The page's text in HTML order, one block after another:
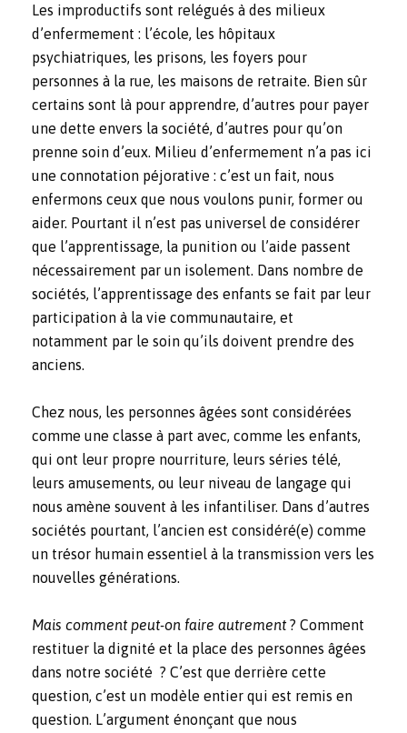
Les improductifs sont relégués à des milieux
d’enfermement : l’école, les hôpitaux
psychiatriques, les prisons, les foyers pour
personnes à la rue, les maisons de retraite. Bien sûr
certains sont là pour apprendre, d’autres pour payer
une dette envers la société, d’autres pour qu’on
prenne soin d’eux. Milieu d’enfermement n’a pas ici
une connotation péjorative : c’est un fait, nous
enfermons ceux que nous voulons punir, former ou
aider. Pourtant il n’est pas universel de considérer
que l’apprentissage, la punition ou l’aide passent
nécessairement par un isolement. Dans nombre de
sociétés, l’apprentissage des enfants se fait par leur
participation à la vie communautaire, et
notamment par le soin qu’ils doivent prendre des
anciens.
Chez nous, les personnes âgées sont considérées
comme une classe à part avec, comme les enfants,
qui ont leur propre nourriture, leurs séries télé,
leurs amusements, ou leur niveau de langage qui
nous amène souvent à les infantiliser. Dans d’autres
sociétés pourtant, l’ancien est considéré(e) comme
un trésor humain essentiel à la transmission vers les
nouvelles générations.
Mais comment peut-on faire autrement? Comment
restituer la dignité et la place des personnes âgées
dans notre société ? C’est que derrière cette
question, c’est un modèle entier qui est remis en
question. L’argument énonçant que nous